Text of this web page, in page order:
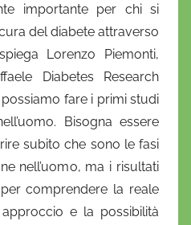
importante per chi si
del diabete attraverso
Lorenzo Piemonti,
Diabetes Research
fare i primi studi
Bisogna essere
subito che sono le fasi
nell’uomo, ma i risultati
comprendere la reale
e la possibilità